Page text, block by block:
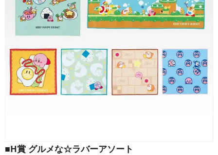
■H賞 グルメな☆ラバーアソート